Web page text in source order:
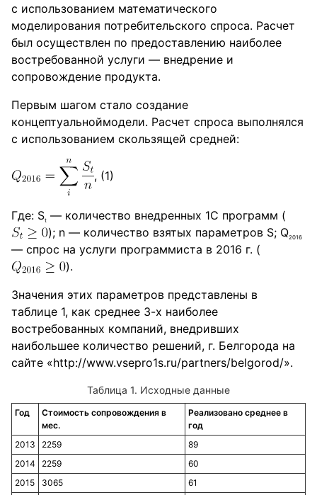
с использованием математического
моделирования потребительского спроса. Расчет
был осуществлен по предоставлению наиболее
востребованной услуги — внедрение и
сопровождение продукта.
Первым шагом стало создание
концептуальноймодели. Расчет спроса выполнялся
с использованием скользящей средней:
, (1)
Где: St — количество внедренных 1С программ (
); n — количество взятых параметров S; Q2016
— спрос на услуги программиста в 2016 г. (
).
Значения этих параметров представлены в
таблице 1, как среднее 3-х наиболее
востребованных компаний, внедривших
наибольшее количество решений, г. Белгорода на
сайте «http://www.vsepro1s.ru/partners/belgorod/».
Таблица 1. Исходные данные
Год
Стоимость сопровождения в
мес.
Реализовано среднее в
год
2013
2259
89
2014
2259
60
2015
3065
61